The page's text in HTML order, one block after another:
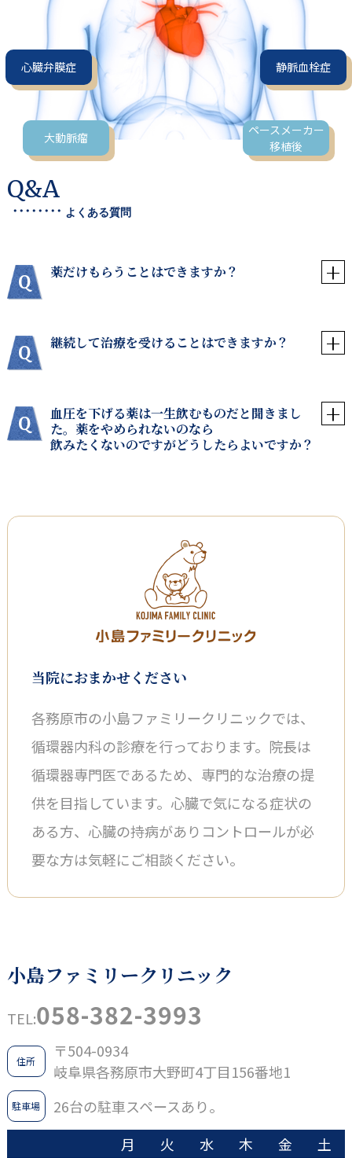
心臓弁膜症
大動脈瘤
静脈血栓症
ペースメーカー
移植後
Q&A
・・・・・・・・ よくある質問
薬だけもらうことはできますか？
継続して治療を受けることはできますか？
血圧を下げる薬は一生飲むものだと聞きまし
た。薬をやめられないのなら
飲みたくないのですがどうしたらよいですか？
当院におまかせください
各務原市の小島ファミリークリニックでは、
循環器内科の診療を行っております。院長は
循環器専門医であるため、専門的な治療の提
供を目指しています。心臓で気になる症状の
ある方、心臓の持病がありコントロールが必
要な方は気軽にご相談ください。
小島ファミリークリニック
TEL:058-382-3993
住所
〒504-0934
岐阜県各務原市大野町4丁目156番地1
駐車場
26台の駐車スペースあり。
月
火 水 木 金
土